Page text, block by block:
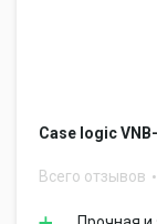
Case logic
Всего отзывов